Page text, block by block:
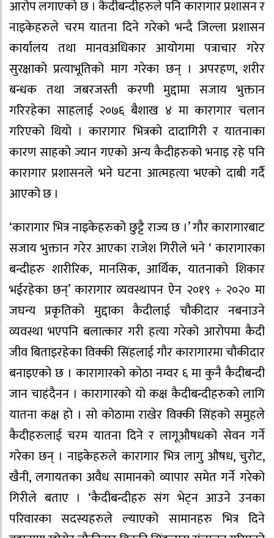
आरोप लगाएको छ । कैदीबन्दीहरुले पनि कारागार प्रशासन र
नाइकेहरुले चरम यातना दिने गरेको भन्दै जिल्ला प्रशासन
कार्यालय तथा मानवअधिकार आयोगमा पत्राचार गरेर
सुरक्षाको प्रत्याभूतिको माग गरेका छन् । अपरहण, शरीर
बन्धक तथा जबरजस्ती करणी मुद्दामा सजाय भुक्तान
गरिरहेका साहलाई २०७६ बैशाख ४ मा कारागार चलान
गरिएको थियो । कारागार भित्रको दादागिरी र यातनाका
कारण साहको ज्यान गएको अन्य कैदीहरुको भनाइ रहे पनि
कारागार प्रशासनले भने घटना आत्महत्या भएको दाबी गर्दै
आएको छ ।
‘कारागार भित्र नाइकेहरुको छुट्टै राज्य छ ।’ गौर कारागारबाट
सजाय भुक्तान गरेर आएका राजेश गिरीले भने ‘ कारागारका
बन्दीहरु शारीरिक, मानसिक, आर्थिक, यातनाको शिकार
भईरहेका छन्’ कारागार व्यवस्थापन ऐन २०१९ ÷ २०२० मा
जघन्य प्रकृतिको मुद्दाका कैदीलाई चौकीदार नबनाउने
व्यवस्था भएपनि बलात्कार गरी हत्या गरेको आरोपमा कैदी
जीव बिताइरहेका विक्की सिंहलाई गौर कारागारमा चौकीदार
बनाइएको छ । कारागारको कोठा नम्वर ६ मा कुनै कैदीबन्दी
जान चाहंदैनन । कारागारको यो कक्ष कैदीबन्दीहरुको लागि
यातना कक्ष हो । सो कोठामा राखेर विक्की सिंहको समुहले
कैदीहरुलाई चरम यातना दिने र लागूऔषधको सेवन गर्ने
गरेका छन् । नाइकेहरुले कारागार भित्र लागु औषध, चुरोट,
खैनी, लगायतका अवैध सामानको व्यापार समेत गर्ने गरेको
गिरीले बताए । ‘कैदीबन्दीहरु संग भेट्न आउने उनका
परिवारका सदस्यहरुले ल्याएको सामानहरु भित्र दिने